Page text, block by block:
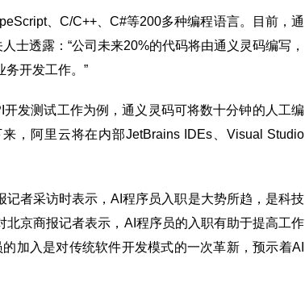
、C/C++、C#等200多种编程语言。目前，通
士透露：“公司未来20%的代码将由通义灵码编写，
开发工作。”
发测试工作为例，通义灵码可将数十分钟的人工编
，阿里云将在内部JetBrains IDEs、Visual Studio
者采访时表示，AI程序员入职是大势所趋，是科技
京商报记者表示，AI程序员的入职有助于提高工作
加入是对传统软件开发模式的一次革新，预示着AI